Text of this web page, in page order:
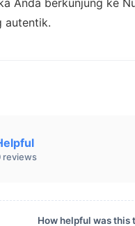
autentik.
reviews
How helpful was this